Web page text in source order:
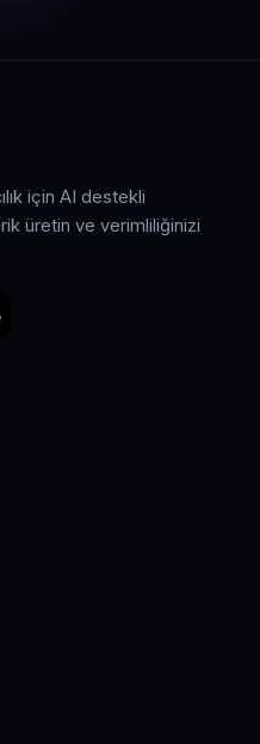
için AI destekli
üretin ve verimliliğinizi